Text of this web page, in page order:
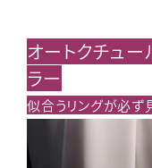
オートクチュ
ラー
似合うリングが必ず